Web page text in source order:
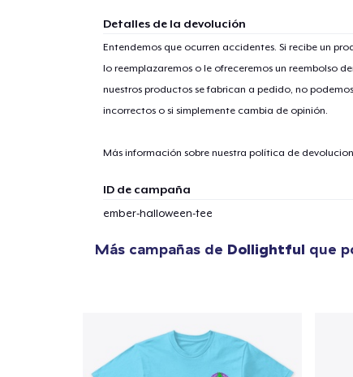
Detalles de la devolución
Entendemos que ocurren accidentes. Si recibe un
lo reemplazaremos o le ofreceremos un reembolso
nuestros productos se fabrican a pedido, no
incorrectos o si simplemente cambia de opinión.
Más información sobre nuestra política de
ID de campaña
ember-halloween-tee
Más campañas de Dollightful que